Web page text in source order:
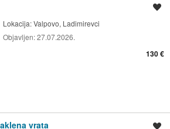
Lokacija:Valpovo, Ladimirevci
Objavljen:27.07.2026.
130 €
vrata